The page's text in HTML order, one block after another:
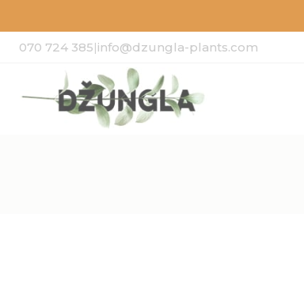
070 724 385|info@dzungla-plants.com